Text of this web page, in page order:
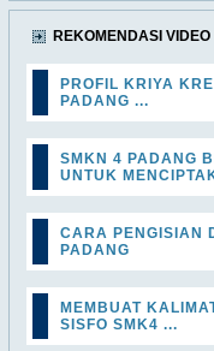
REKOMENDASI VIDEO
PROFIL KRIYA
PADANG ...
SMKN 4 PADANG
UNTUK
CARA PENGISIAN
PADANG
MEMBUAT
SISFO SMK4 ...